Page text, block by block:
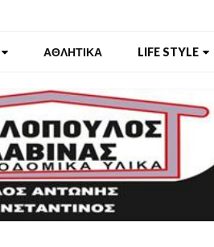
ΑΘΛΗΤΙΚΑ LIFE STYLE